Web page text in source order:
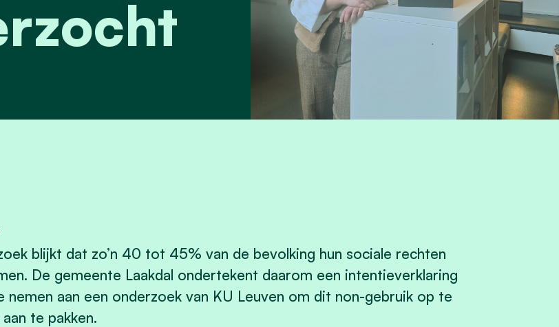
blijkt dat zo’n 40 tot 45% van de bevolking hun sociale rechten
De gemeente Laakdal ondertekent daarom een intentieverklaring
nemen aan een onderzoek van KU Leuven om dit non-gebruik op te
te pakken.